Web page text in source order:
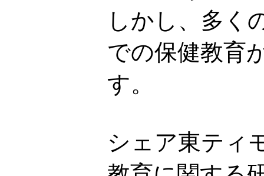
しかし、多く
での保健教育
す。
シェア東ティ